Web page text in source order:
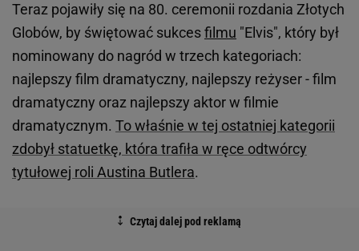
Teraz pojawiły się na 80. ceremonii rozdania Złotych
Globów, by świętować sukcesfilmu "Elvis", który był
nominowany do nagród w trzech kategoriach:
najlepszy film dramatyczny, najlepszy reżyser - film
dramatyczny oraz najlepszy aktor w filmie
dramatycznym. To właśnie w tej ostatniej kategorii
zdobył statuetkę, która trafiła w ręce odtwórcy
tytułowej roli Austina Butlera.